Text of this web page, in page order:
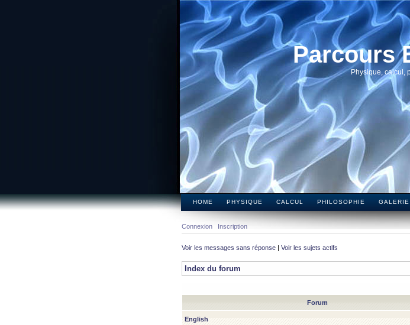
Parcours
Physique, calcul,
HOME PHYSIQUE CALCUL PHILOSOPHIE GALERIE
Connexion Inscription
Voir les messages sans réponse | Voir les sujets actifs
Index du forum
Forum
English